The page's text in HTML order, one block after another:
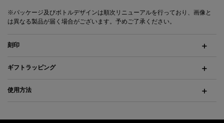
※パッケージ及びボトルデザインは順次リニューアルを行っており、画像と
は異なる製品が届く場合がございます。予めご了承ください。
刻印
ギフトラッピング
使用方法